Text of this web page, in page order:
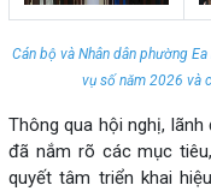
Cán bộ và Nhân dân phường
vụ số năm 2026 và
Thông qua hội nghị,
đã nắm rõ các mục
quyết tâm triển khai